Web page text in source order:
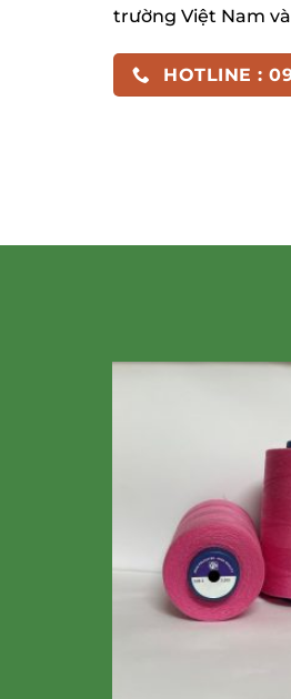
trường Việt Nam
HOTLINE :